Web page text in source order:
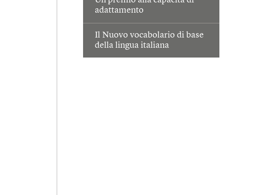
adattamento
Il Nuovo vocabolario di base
della lingua italiana